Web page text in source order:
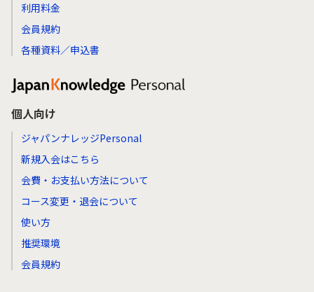
利用料金
会員規約
各種資料／申込書
個人向け
ジャパンナレッジPersonal
新規入会はこちら
会費・お支払い方法について
コース変更・退会について
使い方
推奨環境
会員規約